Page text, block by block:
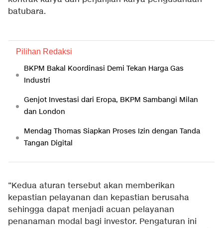
batubara.
Pilihan Redaksi
BKPM Bakal Koordinasi Demi Tekan Harga Gas
Industri
Genjot Investasi dari Eropa, BKPM Sambangi Milan
dan London
Mendag Thomas Siapkan Proses Izin dengan Tanda
Tangan Digital
“Kedua aturan tersebut akan memberikan
kepastian pelayanan dan kepastian berusaha
sehingga dapat menjadi acuan pelayanan
penanaman modal bagi investor. Pengaturan ini